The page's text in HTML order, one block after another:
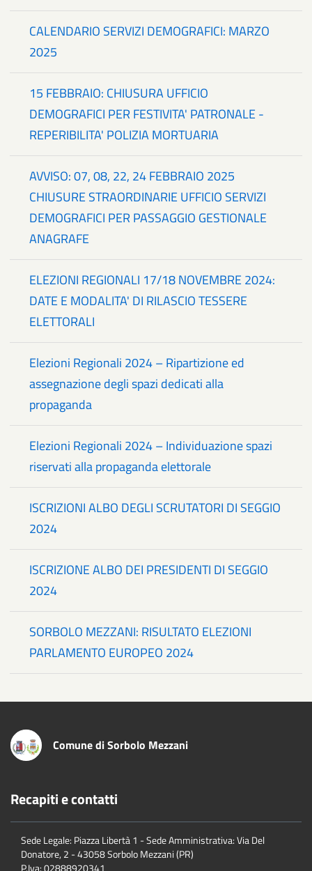
CALENDARIO SERVIZI DEMOGRAFICI: MARZO
2025
15 FEBBRAIO: CHIUSURA UFFICIO
DEMOGRAFICI PER FESTIVITA' PATRONALE -
REPERIBILITA' POLIZIA MORTUARIA
AVVISO: 07, 08, 22, 24 FEBBRAIO 2025
CHIUSURE STRAORDINARIE UFFICIO SERVIZI
DEMOGRAFICI PER PASSAGGIO GESTIONALE
ANAGRAFE
ELEZIONI REGIONALI 17/18 NOVEMBRE 2024:
DATE E MODALITA' DI RILASCIO TESSERE
ELETTORALI
Elezioni Regionali 2024 – Ripartizione ed
assegnazione degli spazi dedicati alla
propaganda
Elezioni Regionali 2024 – Individuazione spazi
riservati alla propaganda elettorale
ISCRIZIONI ALBO DEGLI SCRUTATORI DI SEGGIO
2024
ISCRIZIONE ALBO DEI PRESIDENTI DI SEGGIO
2024
SORBOLO MEZZANI: RISULTATO ELEZIONI
PARLAMENTO EUROPEO 2024
Comune di Sorbolo Mezzani
Recapiti e contatti
Sede Legale: Piazza Libertà 1 - Sede Amministrativa: Via Del
Donatore, 2 - 43058 Sorbolo Mezzani (PR)
P.Iva:02888920341